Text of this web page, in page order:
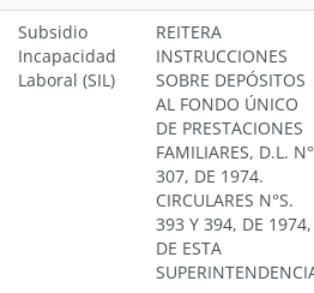
Subsidio
Incapacidad
Laboral (SIL)
REITERA
INSTRUCCIONES
SOBRE DEPÓSITOS
AL FONDO ÚNICO
DE PRESTACIONES
FAMILIARES, D.L. N°
307, DE 1974.
CIRCULARES N°S.
393 Y 394, DE 1974,
DE ESTA